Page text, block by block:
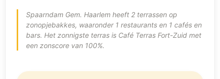
Spaarndam Gem. Haarlem heeft 2 terrassen op
zonopjebakkes, waaronder 1 restaurants en 1 cafés en
bars. Het zonnigste terras is Café Terras Fort-Zuid met
een zonscore van 100%.